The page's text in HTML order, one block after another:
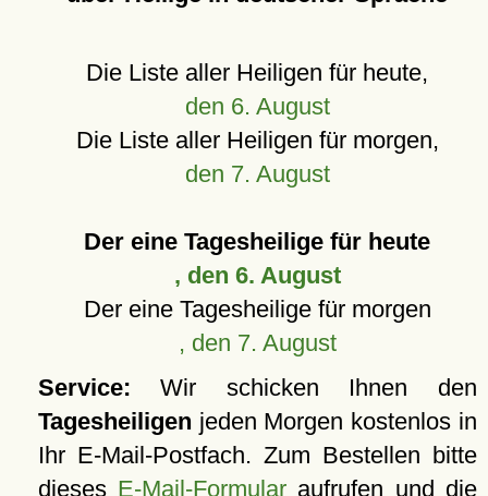
Die Liste aller Heiligen für heute,
den 6. August
Die Liste aller Heiligen für morgen,
den 7. August
Der eine Tagesheilige für heute
, den 6. August
Der eine Tagesheilige für morgen
, den 7. August
Service: Wir schicken Ihnen den
Tagesheiligen jeden Morgen kostenlos in
Ihr E-Mail-Postfach. Zum Bestellen bitte
dieses E-Mail-Formular aufrufen und die